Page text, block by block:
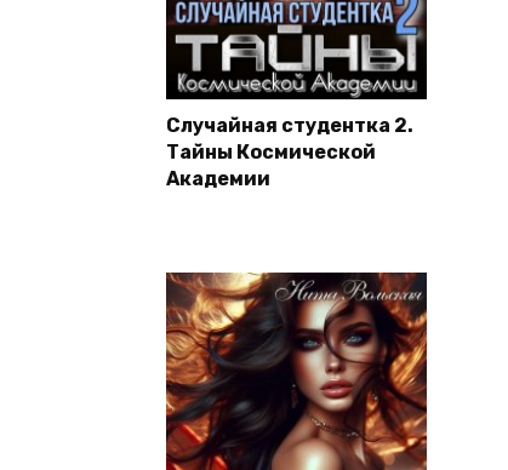
Случайная студентка 2.
Тайны Космической
Академии